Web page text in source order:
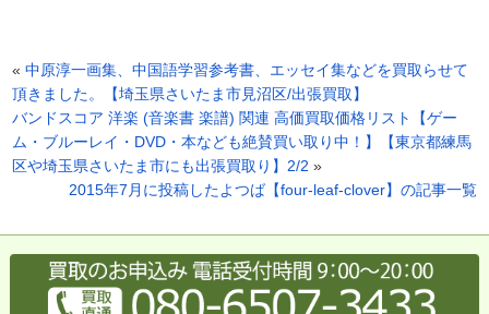
«中原淳一画集、中国語学習参考書、エッセイ集などを買取らせて
頂きました。【埼玉県さいたま市見沼区/出張買取】
バンドスコア 洋楽 (音楽書 楽譜) 関連 高価買取価格リスト【ゲー
ム・ブルーレイ・DVD・本なども絶賛買い取り中！】【東京都練馬
区や埼玉県さいたま市にも出張買取り】2/2 »
2015年7月に投稿したよつば【four-leaf-clover】の記事一覧